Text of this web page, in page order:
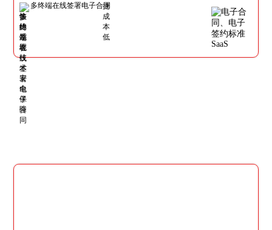
多终端在线签署电子合同